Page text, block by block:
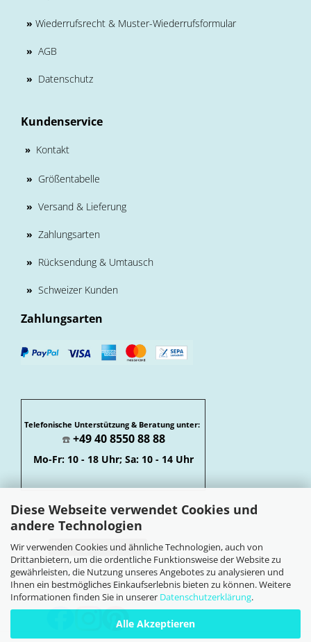
Diese Webseite verwendet Cookies und
andere Technologien
Wir verwenden Cookies und ähnliche Technologien, auch von
Drittanbietern, um die ordentliche Funktionsweise der Website zu
gewährleisten, die Nutzung unseres Angebotes zu analysieren und
Ihnen ein bestmögliches Einkaufserlebnis bieten zu können. Weitere
Informationen finden Sie in unserer Datenschutzerklärung.
Alle Akzeptieren
» Wiederrufsrecht & Muster-Wiederrufsformular
» AGB
» Datenschutz
Kundenservice
» Kontakt
» Größentabelle
» Versand & Lieferung
» Zahlungsarten
» Rücksendung & Umtausch
» Schweizer Kunden
Zahlungsarten
Telefonische Unterstützung & Beratung unter:
☎️ +49 40 8550 88 88
Mo-Fr: 10 - 18 Uhr; Sa: 10 - 14 Uhr
Vertrag widerrufen
Widerrufsbelehrung
Soziale Netzwerke